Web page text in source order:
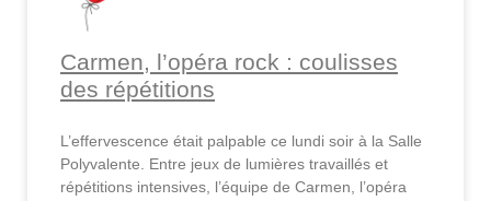
Carmen, l’opéra rock : coulisses
des répétitions
L’effervescence était palpable ce lundi soir à la Salle
Polyvalente. Entre jeux de lumières travaillés et
répétitions intensives, l’équipe de Carmen, l’opéra